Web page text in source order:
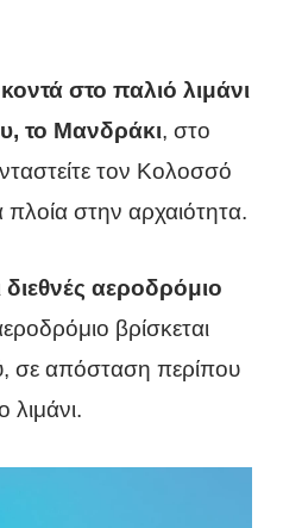
στο παλιό λιμάνι
το Μανδράκι, στο
τον Κολοσσό
στην αρχαιότητα.
διεθνές αεροδρόμιο
βρίσκεται
σε απόσταση περίπου
λιμάνι.